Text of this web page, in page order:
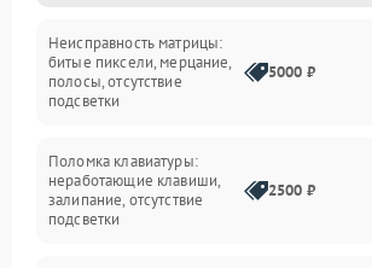
Программные ошибки
Электрические и системные сбои
Интерфейсные проблемы
Батарея
Неисправность матрицы:
битые пиксели, мерцание,
полосы, отсутствие
подсветки
5000 ₽
Поломка клавиатуры:
неработающие клавиши,
залипание, отсутствие
подсветки
2500 ₽